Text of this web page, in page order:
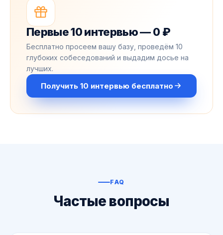
Первые 10 интервью — 0 ₽
Бесплатно просеем вашу базу, проведём 10
глубоких собеседований и выдадим досье на
лучших.
Получить 10 интервью бесплатно
FAQ
Частые вопросы